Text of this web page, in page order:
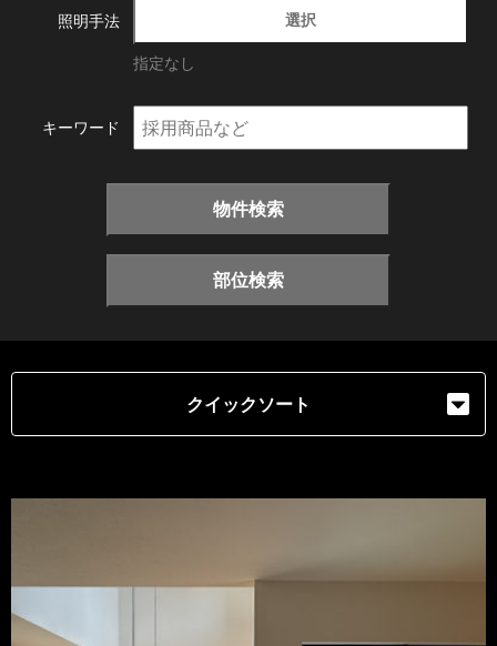
照明手法 選択
指定なし
キーワード
物件検索
部位検索
クイックソート